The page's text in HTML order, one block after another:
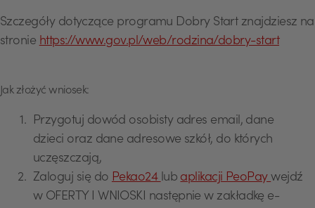
Szczegóły dotyczące programu Dobry Start znajdziesz na
stronie https://www.gov.pl/web/rodzina/dobry-start
Jak złożyć wniosek:
Przygotuj dowód osobisty adres email, dane
dzieci oraz dane adresowe szkół, do których
uczęszczają,
Zaloguj się do Pekao24 lub aplikacji PeoPaywejdź
w OFERTY I WNIOSKI następnie w zakładkę e-